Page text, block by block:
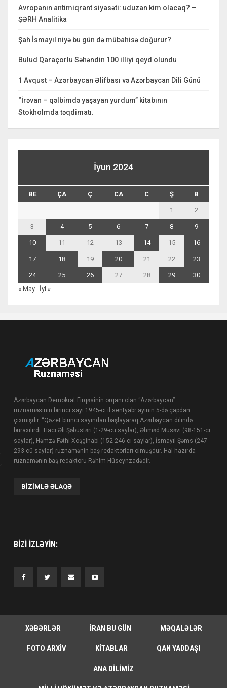
Avropanın antimiqrant siyasəti: uduzan kim olacaq? –
ŞƏRH Analitika
Şah İsmayıl niyə bu gün də mübahisə doğurur?
Bulud Qaraçorlu Səhəndin 100 illiyi qeyd olundu
1 Avqust – Azərbaycan Əlifbası və Azərbaycan Dili Günü
“İrəvan – qəlbimdə yaşayan yurdum” kitabının
Stokholmda təqdimatı.
İyun 2024
BE ÇA Ç CA C Ş B
1 2
3 4 5 6 7 8 9
10 11 12 13 14 15 16
17 18 19 20 21 22 23
24 25 26 27 28 29
30
« May
İyl »
Azərbaycan Demokrat Firqəsinin orqanı olan “Azərbaycan”
ruznaməsinin birinci sayı 1945-ci il sentyabr ayının 5-də çapdan
çıxmışdır. “Qəzet birinci sayından başlayaraq Azərbaycan dilində
buraxılırdı. Hacı Əli Şəbüstəri (1-29-cu saylar), Əhməd Müsəvi (98-151-ci
saylar), Həmzə Fəthi Xoşginabi (152-246-cı saylar), İsmayıl Şəms (247-
293-cü saylar) ruznamənin baş redaktorları olmuşdur. Hal-hazırda
ruznamənin baş redaktoru Rəhim Hüseynzadədir.
BIZIMLƏ ƏLAQƏ
BIZI IZLƏYIN:
XƏBƏRLƏR İRAN BU GÜN MƏQALƏLƏR
FOTO ARXIV KITABLAR QAN YADDAŞI
ANA DILIMIZ